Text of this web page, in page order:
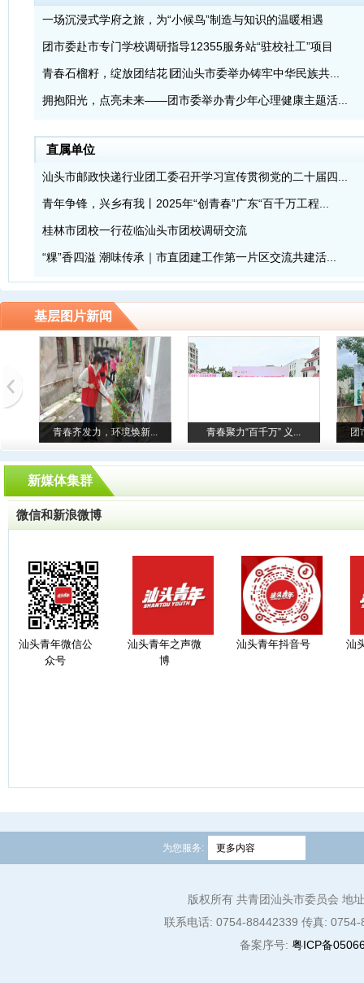
一场沉浸式学府之旅，为“小候鸟”制造与知识的温暖相遇
团市委赴市专门学校调研指导12355服务站“驻校社工”项目
青春石榴籽，绽放团结花∣团汕头市委举办铸牢中华民族共...
拥抱阳光，点亮未来——团市委举办青少年心理健康主题活...
直属单位
汕头市邮政快递行业团工委召开学习宣传贯彻党的二十届四...
青年争锋，兴乡有我丨2025年“创青春”广东“百千万工程...
桂林市团校一行莅临汕头市团校调研交流
“粿”香四溢 潮味传承｜市直团建工作第一片区交流共建活...
基层图片新闻
青春齐发力，环境焕新... 青春聚力“百千万” 义... 团
红领巾心向党 赓续薪火... 党建共建聚爱心 暖心帮... 汇
新媒体集群
微信和新浪微博
汕头青年微信公
众号
汕头青年之声微
博
汕头青年抖音号 汕
为您服务: 更多内容
版权所有 共青团汕头市委员会 地
联系电话: 0754-88442339 传真:
备案序号: 粤ICP备